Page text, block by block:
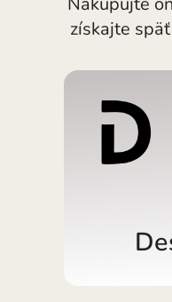
España (Español)
Italia (Italiano)
Κύπρος (Ελληνικά)
Magyarország
získajte